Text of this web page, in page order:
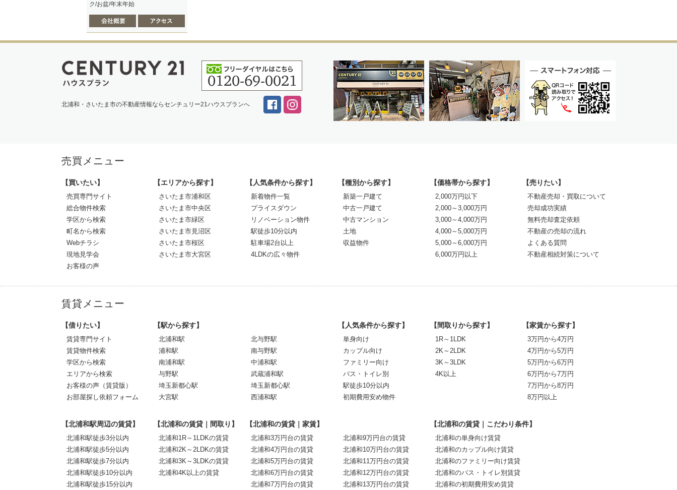
ク/お盆/年末年始
北浦和・さいたま市の不動産情報ならセンチュリー21ハウスプランへ
売買メニュー
【買いたい】
売買専門サイト
総合物件検索
学区から検索
町名から検索
Webチラシ
現地見学会
お客様の声
【エリアから探す】
さいたま市浦和区
さいたま市中央区
さいたま市緑区
さいたま市見沼区
さいたま市桜区
さいたま市大宮区
【人気条件から探す】
新着物件一覧
プライスダウン
リノベーション物件
駅徒歩10分以内
駐車場2台以上
4LDKの広々物件
【種別から探す】
新築一戸建て
中古一戸建て
中古マンション
土地
収益物件
【価格帯から探す】
2,000万円以下
2,000～3,000万円
3,000～4,000万円
4,000～5,000万円
5,000～6,000万円
6,000万円以上
【売りたい】
不動産売却・買取について
売却成功実績
無料売却査定依頼
不動産の売却の流れ
よくある質問
不動産相続対策について
賃貸メニュー
【借りたい】
賃貸専門サイト
賃貸物件検索
学区から検索
エリアから検索
お客様の声（賃貸版）
お部屋探し依頼フォーム
【駅から探す】
北浦和駅
浦和駅
南浦和駅
与野駅
埼玉新都心駅
大宮駅
北与野駅
南与野駅
中浦和駅
武蔵浦和駅
埼玉新都心駅
西浦和駅
【人気条件から探す】
単身向け
カップル向け
ファミリー向け
バス・トイレ別
駅徒歩10分以内
初期費用安め物件
【間取りから探す】
1R～1LDK
2K～2LDK
3K～3LDK
4K以上
【家賃から探す】
3万円から4万円
4万円から5万円
5万円から6万円
6万円から7万円
7万円から8万円
8万円以上
【北浦和駅周辺の賃貸】
北浦和駅徒歩3分以内
北浦和駅徒歩5分以内
北浦和駅徒歩7分以内
北浦和駅徒歩10分以内
北浦和駅徒歩15分以内
【北浦和の賃貸｜間取り】
北浦和1R～1LDKの賃貸
北浦和2K～2LDKの賃貸
北浦和3K～3LDKの賃貸
北浦和4K以上の賃貸
【北浦和の賃貸｜家賃】
北浦和3万円台の賃貸
北浦和4万円台の賃貸
北浦和5万円台の賃貸
北浦和6万円台の賃貸
北浦和7万円台の賃貸
北浦和9万円台の賃貸
北浦和10万円台の賃貸
北浦和11万円台の賃貸
北浦和12万円台の賃貸
北浦和13万円台の賃貸
【北浦和の賃貸｜こだわり条件】
北浦和の単身向け賃貸
北浦和のカップル向け賃貸
北浦和のファミリー向け賃貸
北浦和のバス・トイレ別賃貸
北浦和の初期費用安め賃貸